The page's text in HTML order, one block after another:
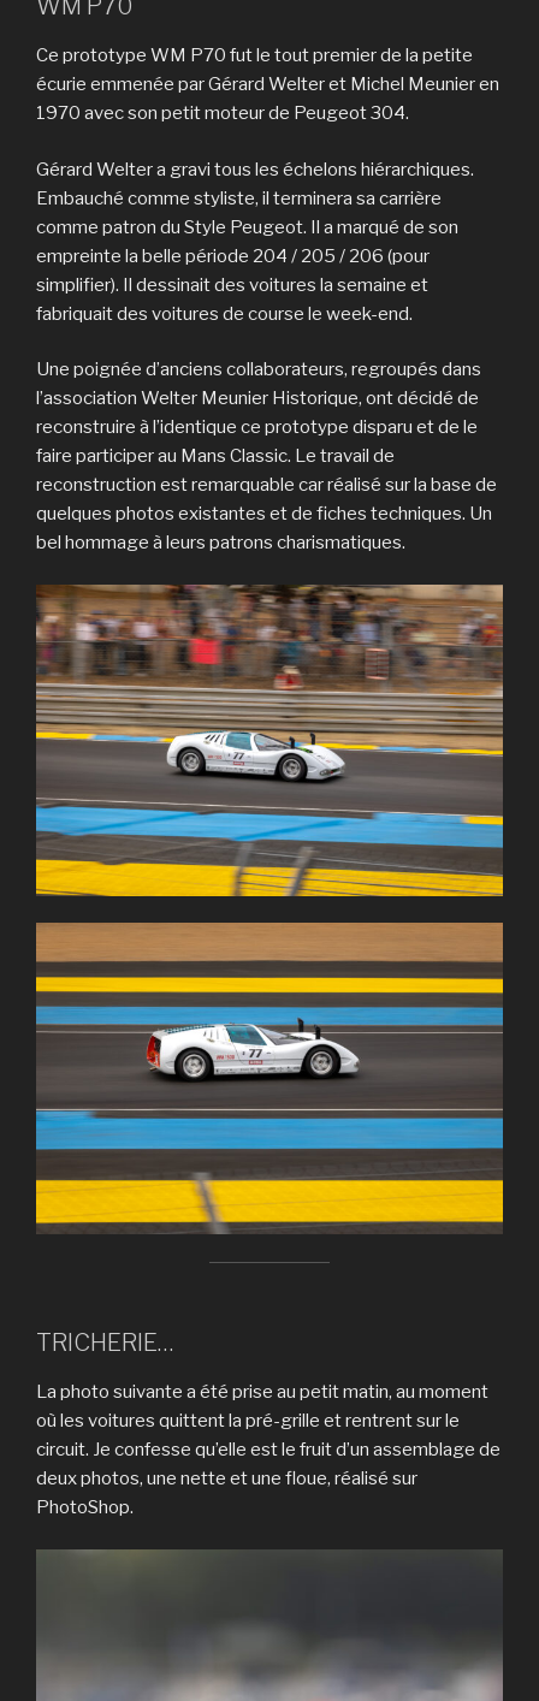
WM P70
Ce prototype WM P70 fut le tout premier de la petite
écurie emmenée par Gérard Welter et Michel Meunier en
1970 avec son petit moteur de Peugeot 304.
Gérard Welter a gravi tous les échelons hiérarchiques.
Embauché comme styliste, il terminera sa carrière
comme patron du Style Peugeot. Il a marqué de son
empreinte la belle période 204 / 205 / 206 (pour
simplifier). Il dessinait des voitures la semaine et
fabriquait des voitures de course le week-end.
Une poignée d’anciens collaborateurs, regroupés dans
l’association Welter Meunier Historique, ont décidé de
reconstruire à l’identique ce prototype disparu et de le
faire participer au Mans Classic. Le travail de
reconstruction est remarquable car réalisé sur la base de
quelques photos existantes et de fiches techniques. Un
bel hommage à leurs patrons charismatiques.
TRICHERIE…
La photo suivante a été prise au petit matin, au moment
où les voitures quittent la pré-grille et rentrent sur le
circuit. Je confesse qu’elle est le fruit d’un assemblage de
deux photos, une nette et une floue, réalisé sur
PhotoShop.